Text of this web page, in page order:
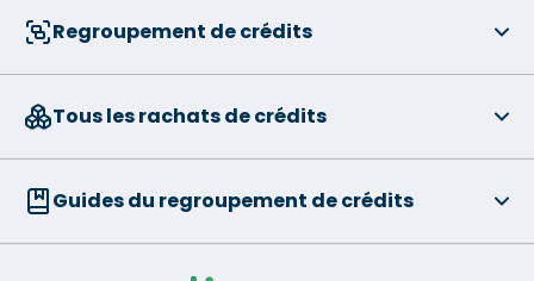
Regroupement de crédits
Tous les rachats de crédits
Guides du regroupement de crédits